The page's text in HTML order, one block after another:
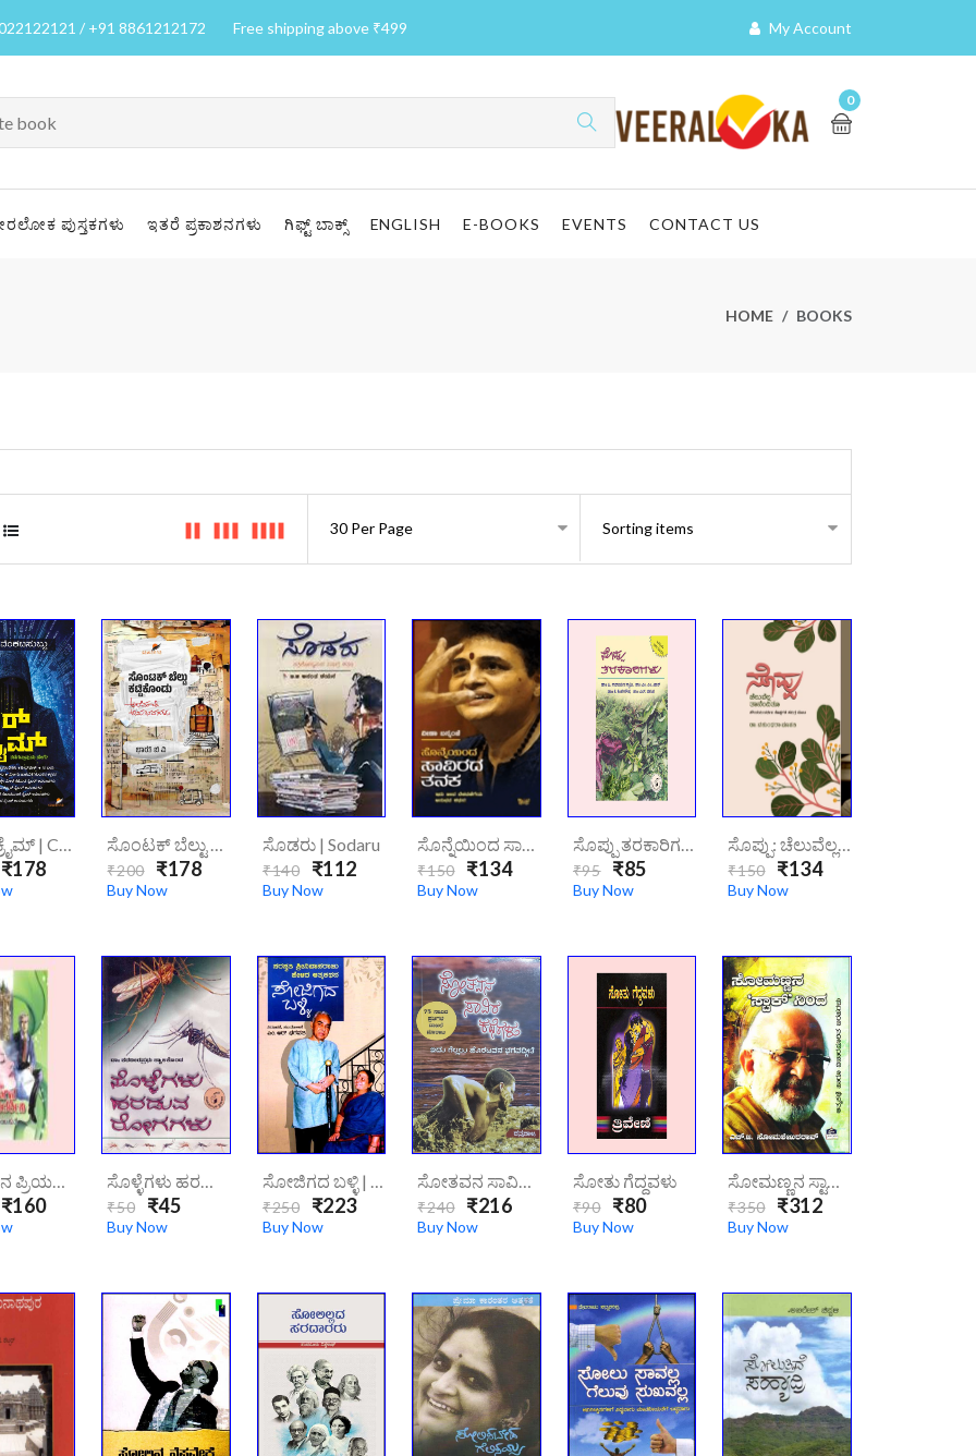
/ +91 8861212172 Free shipping above ₹499 My Account
0
ಪುಸ್ತಕಗಳು ಇತರೆ ಪ್ರಕಾಶನಗಳು ಗಿಫ್ಟ್ ಬಾಕ್ಸ್ ENGLISH E-BOOKS EVENTS CONTACT US
HOME BOOKS
ಸೈಬರ್‌ಕ್ರೈಮ್ | Cybercrimeee
₹178
ಸೊಂಟಕ್ ಬೆಲ್ಟು ಕಟ್ಟಿಕೊಂಡು | SONTAK BELTU KATTIKONDU
₹200₹178
Buy Now
ಸೊಡರು | Sodaru
₹140 ₹112
Buy Now
ಸೊನ್ನೆಯಿಂದ ಸಾವಿರದ ತನಕ/Sonneyinda Saavirada Tanaka
₹150₹134
Buy Now
ಸೊಪ್ಪು ತರಕಾರಿಗಳು | Soppu Tharkarigalu
₹95₹85
Buy Now
ಸೊಪ್ಪು: ಚೆಲುವೆಲ್ಲ ತಾನೆಂದಿತೂ | Soppu CHeluvella Taanenditu
₹150₹134
Buy Now
ಸೊಬಗಿನ ಪ್ರಿಯದರ್ಶಿನಿ
₹160
ಸೊಳ್ಳೆಗಳು ಹರಡುವ ರೋಗಗಳು|Sollegalu Haraduva Rogagalu
₹50 ₹45
Buy Now
ಸೋಜಿಗದ ಬಳ್ಳಿ | Sojigada-Balli
₹250 ₹223
Buy Now
ಸೋತವನ ಸಾವಿರ ಕಥೆಗಳು | Sotavana Saavira Kathegalu
₹240₹216
Buy Now
ಸೋತು ಗೆದ್ದವಳು
₹90₹80
Buy Now
ಸೋಮಣ್ಣನ ಸ್ಟಾಕ್ ನಿಂದ | Somannana-Stockninda
₹350₹312
Buy Now